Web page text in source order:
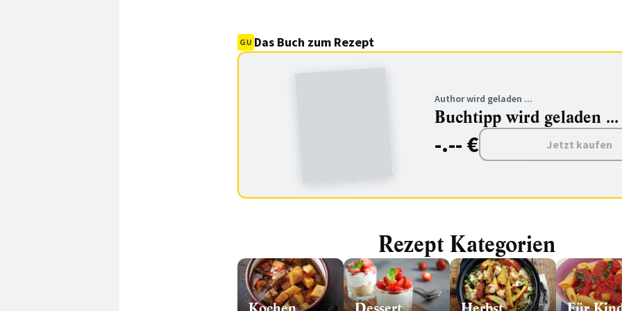
Das Buch zum Rezept
Author wird geladen ...
Buchtipp wird geladen ...
-.-- € Jetzt kaufen
Rezept Kategorien